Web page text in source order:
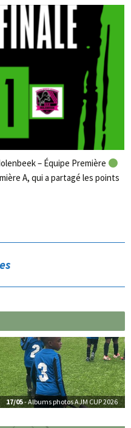
– Équipe Première
A, qui a partagé les points
17/05- Albums photos AJM CUP 2026